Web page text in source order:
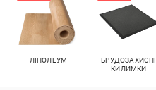
ЛІНОЛЕУМ
БРУДОЗАХИСНІ
КИЛИМКИ